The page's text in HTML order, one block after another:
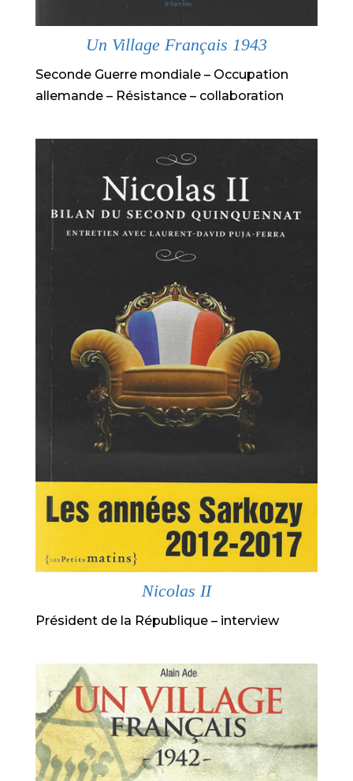
Un Village Français 1943
Seconde Guerre mondiale – Occupation
allemande – Résistance – collaboration
Nicolas II
Président de la République – interview